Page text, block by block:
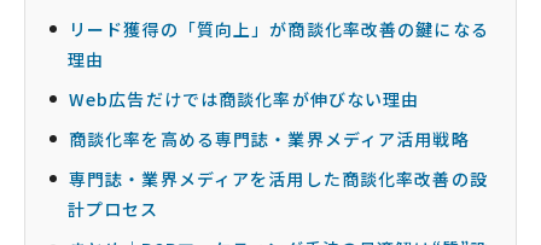
リード獲得の「質向上」が商談化率改善の鍵になる
理由
Web広告だけでは商談化率が伸びない理由
商談化率を高める専門誌・業界メディア活用戦略
専門誌・業界メディアを活用した商談化率改善の設
計プロセス